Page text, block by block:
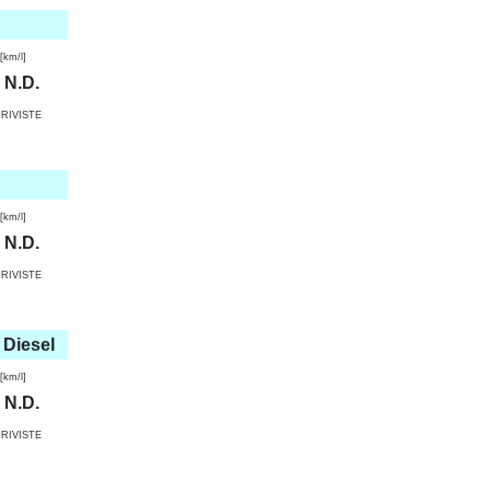
l]
N.D.
RIVISTE
l]
N.D.
RIVISTE
l]
N.D.
RIVISTE